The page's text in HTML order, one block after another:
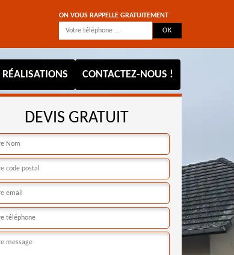
ON VOUS RAPPELLE GRATUITEMENT
RÉALISATIONS CONTACTEZ-NOUS !
DEVIS GRATUIT